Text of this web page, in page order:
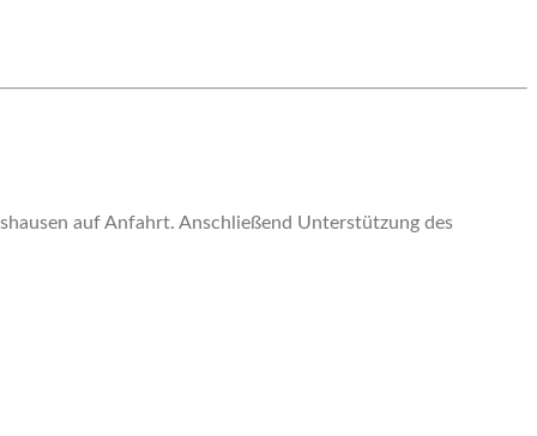
auf Anfahrt. Anschließend Unterstützung des